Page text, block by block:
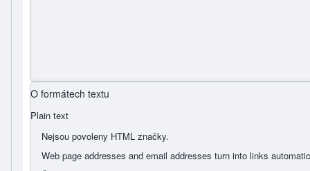
O formátech textu
Plain text
Nejsou povoleny HTML značky.
Web page addresses and email addresses turn into links